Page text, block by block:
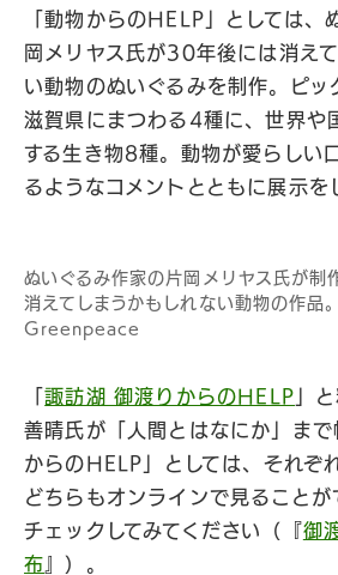
「動物からのHELP」としては、
岡メリヤス氏が30年後には消え
い動物のぬいぐるみを制作。ピッ
滋賀県にまつわる4種に、世界や
する生き物8種。動物が愛らしい
るようなコメントとともに展示を
ぬいぐるみ作家の片岡メリヤス氏が制
消えてしまうかもしれない動物の作
Greenpeace
「諏訪湖 御渡りからのHELP 」
善晴氏が「人間とはなにか」ま
からのHELP」としては、それぞ
どちらもオンラインで見ることが
チェックしてみてください（『御
布 』）。